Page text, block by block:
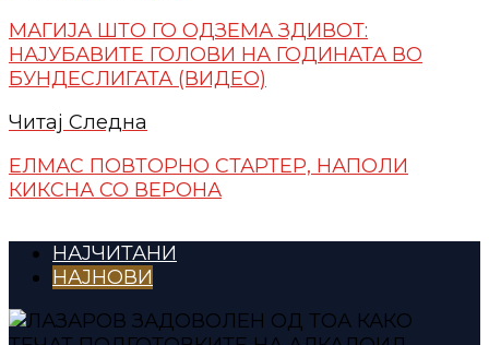
МАГИЈА ШТО ГО ОДЗЕМА ЗДИВОТ:
НАЈУБАВИТЕ ГОЛОВИ НА ГОДИНАТА ВО
БУНДЕСЛИГАТА (ВИДЕО)
Читај Следна
ЕЛМАС ПОВТОРНО СТАРТЕР, НАПОЛИ
КИКСНА СО ВЕРОНА
НАЈЧИТАНИ
НАЈНОВИ